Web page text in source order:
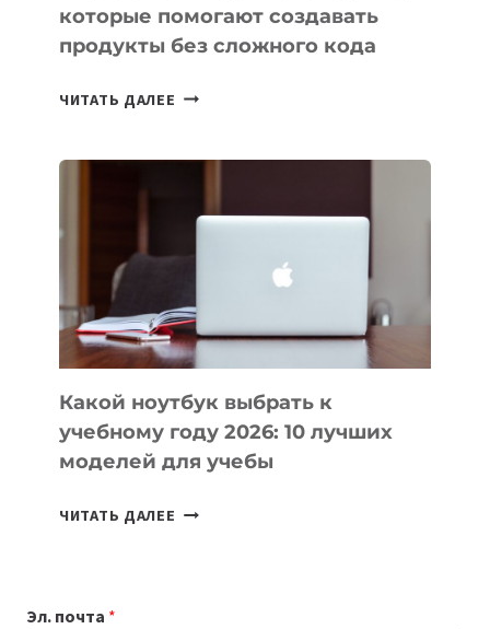
которые помогают создавать
продукты без сложного кода
ЧИТАТЬ ДАЛЕЕ 7
ПОМОГАЮТ
СОЗДАВАТЬ
БЕЗ
СЛОЖНОГО
КОДА
Какой ноутбук выбрать к
учебному году 2026: 10 лучших
моделей для учебы
ЧИТАТЬ ДАЛЕЕ КАКОЙ
Эл. почта *